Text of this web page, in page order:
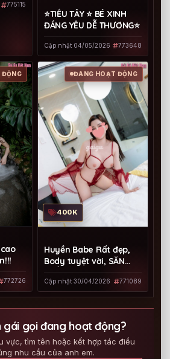
775115
⭐TIỂU TÂY ⭐ BÉ XINH
ĐÁNG YÊU DỄ THƯƠNG⭐
Cập nhật 04/05/2026 773648
772726
ĐANG HOẠT ĐỘNG
400K
Huyền Babe Rất đẹp,
Body tuyệt vời, SĂN
NƯỚC CHẤM
Cập nhật 30/04/2026 771089
gái gọi đang hoạt động?
vực, tìm tên hoặc kết hợp tác điều
nhu cầu của anh em.